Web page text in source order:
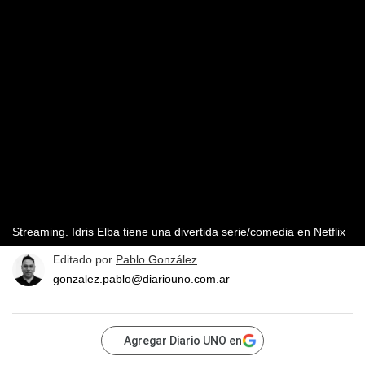
Streaming. Idris Elba tiene una divertida serie/comedia en Netflix
Editado por Pablo González
gonzalez.pablo@diariouno.com.ar
Agregar Diario UNO en